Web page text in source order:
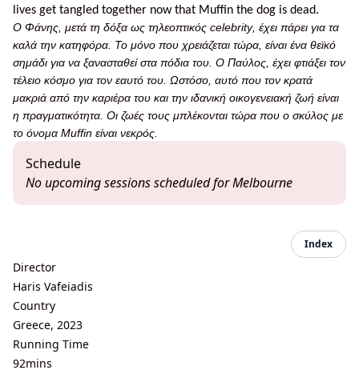
lives get tangled together now that Muffin the dog is dead.
Ο Φάνης, μετά τη δόξα ως τηλεοπτικός celebrity, έχει πάρει για τα
καλά την κατηφόρα. Το μόνο που χρειάζεται τώρα, είναι ένα θεϊκό
σημάδι για να ξανασταθεί στα πόδια του. Ο Παύλος, έχει φτιάξει τον
τέλειο κόσμο για τον εαυτό του. Ωστόσο, αυτό που τον κρατά
μακριά από την καριέρα του και την ιδανική οικογενειακή ζωή είναι
η πραγματικότητα. Οι ζωές τους μπλέκονται τώρα που ο σκύλος με
το όνομα Muffin είναι νεκρός.
Schedule
No upcoming sessions scheduled for Melbourne
Index
Director
Haris Vafeiadis
Country
Greece, 2023
Running Time
92mins